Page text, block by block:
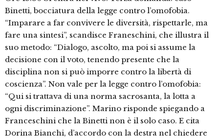
Binetti, bocciatura della legge contro l’omofobia.
“Imparare a far convivere le diversità, rispettarle, ma
fare una sintesi”, scandisce Franeschini, che illustra il
suo metodo: “Dialogo, ascolto, ma poi si assume la
decisione con il voto, tenendo presente che la
disciplina non si può imporre contro la libertà di
coscienza”. Non vale per la legge contro l’omofobia:
“Qui si trattava di una norma sacrosanta, la lotta a
ogni discriminazione”. Marino risponde spiegando a
Franceschini che la Binetti non è il solo caso. E cita
Dorina Bianchi, d’accordo con la destra nel chiedere